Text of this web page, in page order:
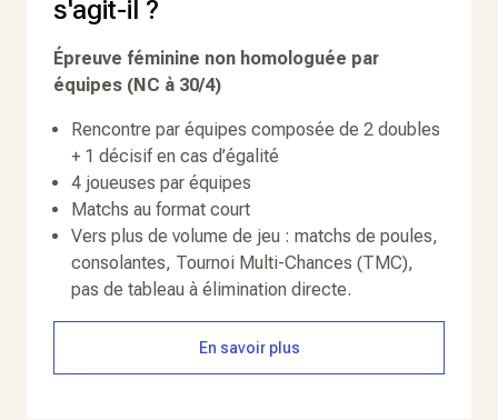
s'agit-il ?
Épreuve féminine non homologuée par
équipes (NC à 30/4)
Rencontre par équipes composée de 2 doubles
+ 1 décisif en cas d’égalité
4 joueuses par équipes
Matchs au format court
Vers plus de volume de jeu : matchs de poules,
consolantes, Tournoi Multi-Chances (TMC),
pas de tableau à élimination directe.
En savoir plus